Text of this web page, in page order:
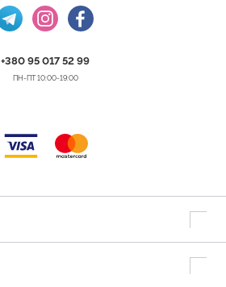
+380 95 017 52 99
ПН-ПТ 10:00-19:00